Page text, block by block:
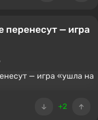
перенесут — игра
+2